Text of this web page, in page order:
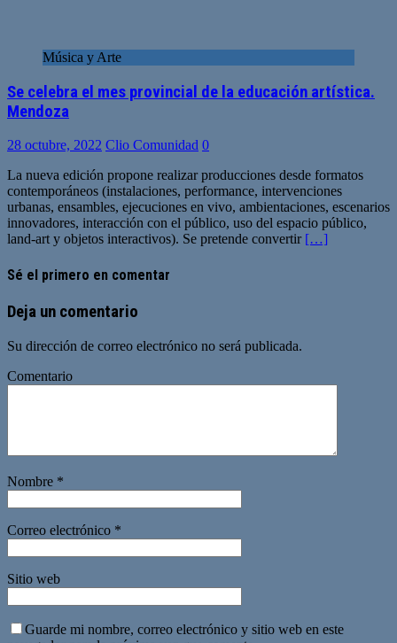
Música y Arte
Se celebra el mes provincial de la educación artística.
Mendoza
28 octubre, 2022 Clio Comunidad 0
La nueva edición propone realizar producciones desde formatos
contemporáneos (instalaciones, performance, intervenciones
urbanas, ensambles, ejecuciones en vivo, ambientaciones, escenarios
innovadores, interacción con el público, uso del espacio público,
land-art y objetos interactivos). Se pretende convertir […]
Sé el primero en comentar
Deja un comentario
Su dirección de correo electrónico no será publicada.
Comentario
Nombre *
Correo electrónico *
Sitio web
Guarde mi nombre, correo electrónico y sitio web en este